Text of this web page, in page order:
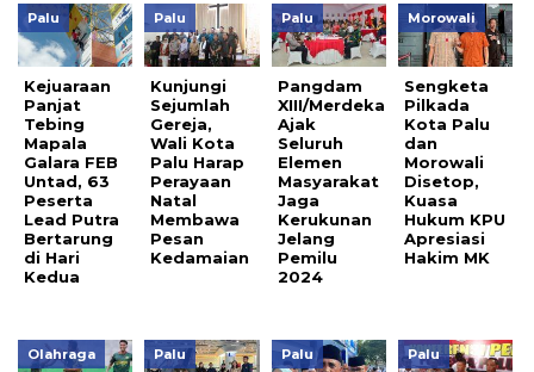
Palu
Kejuaraan
Panjat
Tebing
Mapala
Galara FEB
Untad, 63
Peserta
Lead Putra
Bertarung
di Hari
Kedua
Palu
Kunjungi
Sejumlah
Gereja,
Wali Kota
Palu Harap
Perayaan
Natal
Membawa
Pesan
Kedamaian
Palu
Pangdam
XIII/Merdeka
Ajak
Seluruh
Elemen
Masyarakat
Jaga
Kerukunan
Jelang
Pemilu
2024
Morowali
Sengketa
Pilkada
Kota Palu
dan
Morowali
Disetop,
Kuasa
Hukum KPU
Apresiasi
Hakim MK
Olahraga Palu Palu Palu